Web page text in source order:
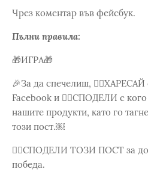
Чрез коментар във фейсбук.
Пълни правила:
🎁ИГРА🎁
🎉За да спечелиш,
Facebook и 👉🏼СПОДЕЛИ с
нашите продукти, като го
този пост.￼
👉🏼СПОДЕЛИ ТОЗИ ПОСТ за
победа.